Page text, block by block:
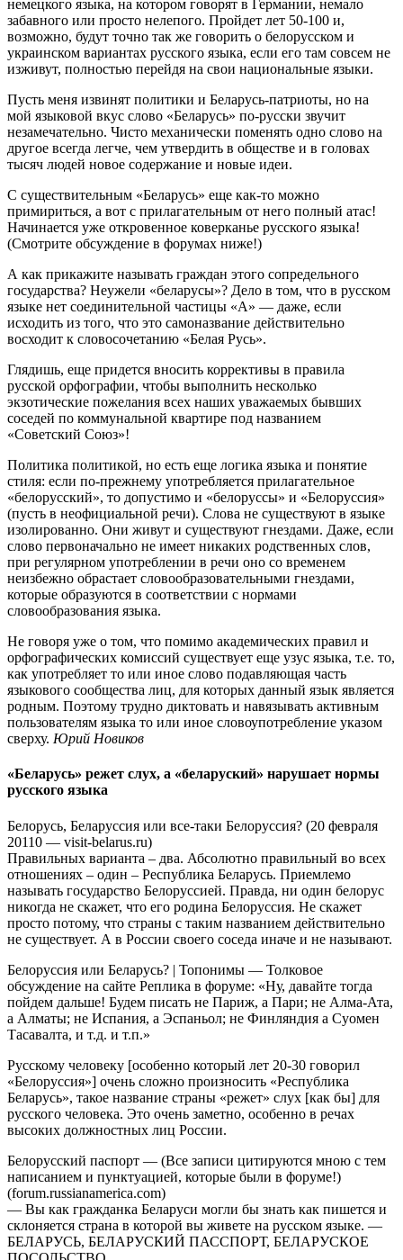
немецкого языка, на котором говорят в Германии, немало
забавного или просто нелепого. Пройдет лет 50-100 и,
возможно, будут точно так же говорить о белорусском и
украинском вариантах русского языка, если его там совсем не
изживут, полностью перейдя на свои национальные языки.
Пусть меня извинят политики и Беларусь-патриоты, но на
мой языковой вкус слово «Беларусь» по-русски звучит
незамечательно. Чисто механически поменять одно слово на
другое всегда легче, чем утвердить в обществе и в головах
тысяч людей новое содержание и новые идеи.
С существительным «Беларусь» еще как-то можно
примириться, а вот с прилагательным от него полный атас!
Начинается уже откровенное коверканье русского языка!
(Смотрите обсуждение в форумах ниже!)
А как прикажите называть граждан этого сопредельного
государства? Неужели «беларусы»? Дело в том, что в русском
языке нет соединительной частицы «А» — даже, если
исходить из того, что это самоназвание действительно
восходит к словосочетанию «Белая Русь».
Глядишь, еще придется вносить коррективы в правила
русской орфографии, чтобы выполнить несколько
экзотические пожелания всех наших уважаемых бывших
соседей по коммунальной квартире под названием
«Советский Союз»!
Политика политикой, но есть еще логика языка и понятие
стиля: если по-прежнему употребляется прилагательное
«белорусский», то допустимо и «белоруссы» и «Белоруссия»
(пусть в неофициальной речи). Слова не существуют в языке
изолированно. Они живут и существуют гнездами. Даже, если
слово первоначально не имеет никаких родственных слов,
при регулярном употреблении в речи оно со временем
неизбежно обрастает словообразовательными гнездами,
которые образуются в соответствии с нормами
словообразования языка.
Не говоря уже о том, что помимо академических правил и
орфографических комиссий существует еще узус языка, т.е. то,
как употребляет то или иное слово подавляющая часть
языкового сообщества лиц, для которых данный язык является
родным. Поэтому трудно диктовать и навязывать активным
пользователям языка то или иное словоупотребление указом
сверху. Юрий Новиков
«Беларусь» режет слух, а «беларуский» нарушает нормы
русского языка
Белорусь, Беларуссия или все-таки Белоруссия? (20 февраля
20110 — visit-belarus.ru)
Правильных варианта – два. Абсолютно правильный во всех
отношениях – один – Республика Беларусь. Приемлемо
называть государство Белоруссией. Правда, ни один белорус
никогда не скажет, что его родина Белоруссия. Не скажет
просто потому, что страны с таким названием действительно
не существует. А в России своего соседа иначе и не называют.
Белоруссия или Беларусь? | Топонимы — Толковое
обсуждение на сайте Реплика в форуме: «Ну, давайте тогда
пойдем дальше! Будем писать не Париж, а Пари; не Алма-Ата,
а Алматы; не Испания, а Эспаньол; не Финляндия а Суомен
Тасавалта, и т.д. и т.п.»
Русскому человеку [особенно который лет 20-30 говорил
«Белоруссия»] очень сложно произносить «Республика
Беларусь», такое название страны «режет» слух [как бы] для
русского человека. Это очень заметно, особенно в речах
высоких должностных лиц России.
Белорусский паспорт — (Все записи цитируются мною с тем
написанием и пунктуацией, которые были в форуме!)
(forum.russianamerica.com)
— Вы как гражданка Беларуси могли бы знать как пишется и
склоняется страна в которой вы живете на русском языке. —
БЕЛАРУСЬ, БЕЛАРУСКИЙ ПАССПОРТ, БЕЛАРУСКОЕ